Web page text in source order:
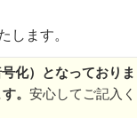
します。
化）となっておりま
。 安心してご記入く